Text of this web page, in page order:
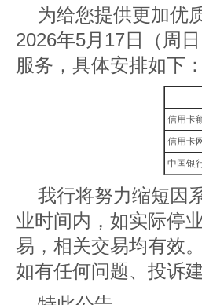
为给您提供更加优
2026年5月17日（周
服务，具体安排如下：
信用卡
信用卡
中国银
我行将努力缩短因
业时间内，如实际停
易，相关交易均有效
如有任何问题、投诉